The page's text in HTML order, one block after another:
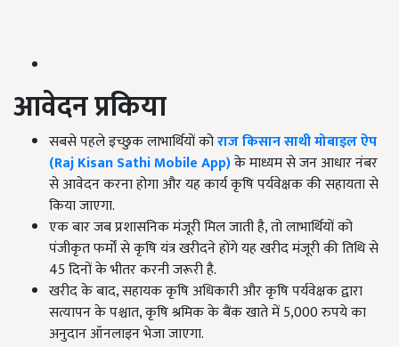
आवेदन प्रकिया
सबसे पहले इच्छुक लाभार्थियों कोराज किसान साथी मोबाइल ऐप
(Raj Kisan Sathi Mobile App)के माध्यम से जन आधार नंबर
से आवेदन करना होगा और यह कार्य कृषि पर्यवेक्षक की सहायता से
किया जाएगा.
एक बार जब प्रशासनिक मंजूरी मिल जाती है, तो लाभार्थियों को
पंजीकृत फर्मों से कृषि यंत्र खरीदने होंगे यह खरीद मंजूरी की तिथि से
45 दिनों के भीतर करनी जरूरी है.
खरीद के बाद, सहायक कृषि अधिकारी और कृषि पर्यवेक्षक द्वारा
सत्यापन के पश्चात, कृषि श्रमिक के बैंक खाते में 5,000 रुपये का
अनुदान ऑनलाइन भेजा जाएगा.